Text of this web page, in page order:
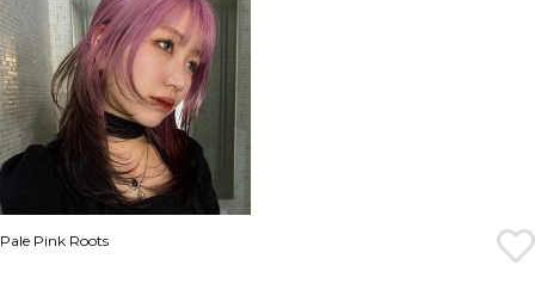
Pale Pink Roots